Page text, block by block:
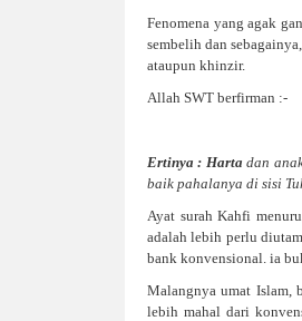
Fenomena yang agak
sembelih dan
ataupun khinzir.
Allah SWT berfirman :-
Ertinya : Harta dan
baik pahalanya di sisi
Ayat surah Kahfi
adalah lebih perlu
bank konvensional. ia
Malangnya umat Islam,
lebih mahal dari